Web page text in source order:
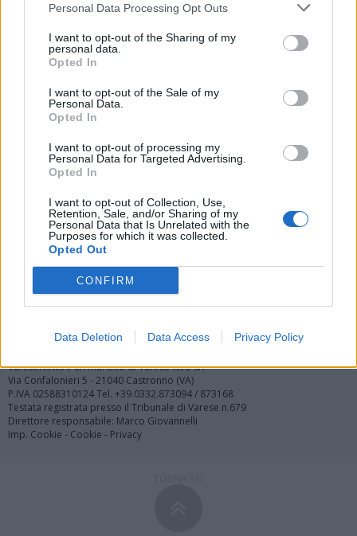
Personal Data Processing Opt Outs
I want to opt-out of the Sharing of my
personal data.
Opted In
I want to opt-out of the Sale of my
Personal Data.
Opted In
I want to opt-out of processing my
Personal Data for Targeted Advertising.
Opted In
I want to opt-out of Collection, Use,
Retention, Sale, and/or Sharing of my
Personal Data that Is Unrelated with the
Purposes for which it was collected.
Opted Out
CONFIRM
Data Deletion Data Access Privacy Policy
me è un valore e abbonandomi ho avuto la possibilità di
tornare a fruirne in modo veloce su tutti i device,
evitando il rischio di impoverire un prodotto ricco e ben
fatto che mi piace così com’è.
Vai al sito in modalità classica
Redazione Invia notizia Feed RSS Facebook
VareseNews è un marchio di Varese web srl
Via Confalonieri 5 - 21040 Castronno (VA)
P.IVA 02588310124 Tel. +39.0332.873094 / 873168
Testata registrata presso il Tribunale di Varese n.679
Direttore responsabile: Marco Giovannelli
Imp. Cookie - Cookie - Privacy